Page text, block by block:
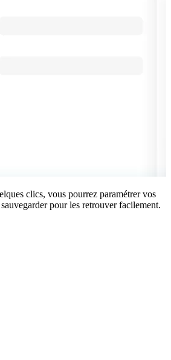
clics, vous pourrez paramétrer vos
pour les retrouver facilement.